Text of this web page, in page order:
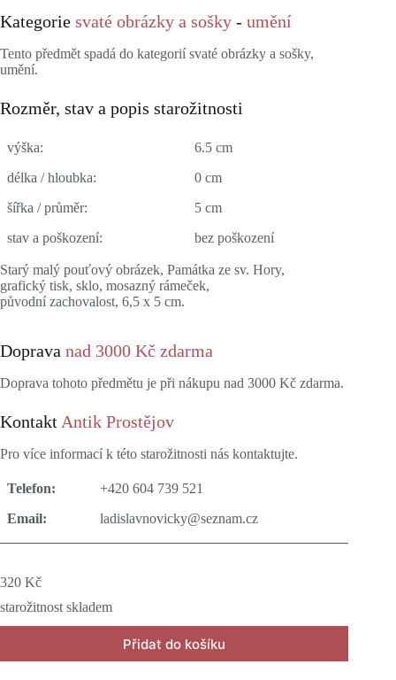
Kategorie svaté obrázky a sošky - umění
Tento předmět spadá do kategorií svaté obrázky a sošky,
umění.
Rozměr, stav a popis starožitnosti
výška:
6.5 cm
délka / hloubka:
0 cm
šířka / průměr:
5 cm
stav a poškození:
bez poškození
Starý malý pouťový obrázek, Památka ze sv. Hory,
grafický tisk, sklo, mosazný rámeček,
původní zachovalost, 6,5 x 5 cm.
Doprava nad 3000 Kč zdarma
Doprava tohoto předmětu je při nákupu nad 3000 Kč zdarma.
Kontakt Antik Prostějov
Pro více informací k této starožitnosti nás kontaktujte.
Telefon:
+420 604 739 521
Email:
ladislavnovicky@seznam.cz
320 Kč
starožitnost skladem
Přidat do košíku